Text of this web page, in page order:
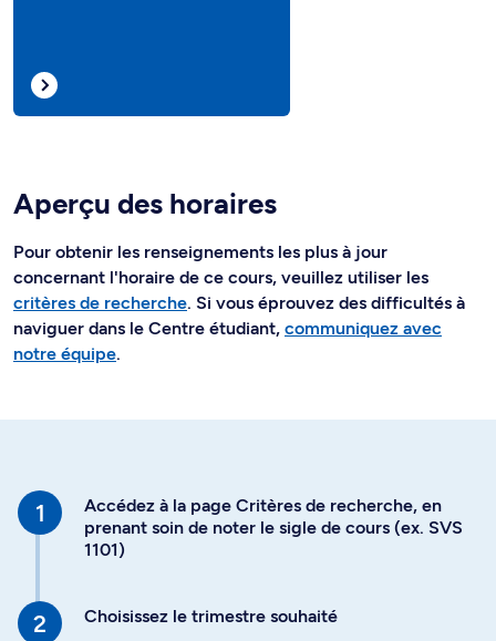
Aperçu des horaires
Pour obtenir les renseignements les plus à jour
concernant l'horaire de ce cours, veuillez utiliser les
critères de recherche. Si vous éprouvez des difficultés à
naviguer dans le Centre étudiant, communiquez avec
notre équipe.
Accédez à la page Critères de recherche, en
prenant soin de noter le sigle de cours (ex. SVS
1101)
Choisissez le trimestre souhaité